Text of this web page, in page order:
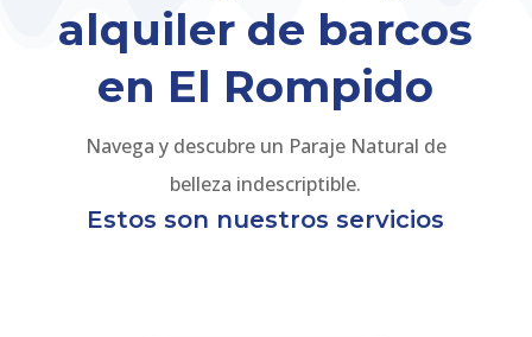
alquiler de barcos
en El Rompido
Navega y descubre un Paraje Natural de
belleza indescriptible.
Estos son nuestros servicios